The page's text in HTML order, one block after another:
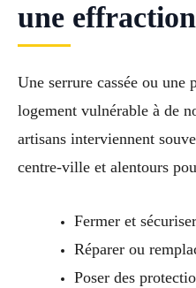
une
Une serrure cassée ou une
logement vulnérable à de
artisans interviennent
centre-ville et alentours
Fermer et
Réparer ou
Poser des